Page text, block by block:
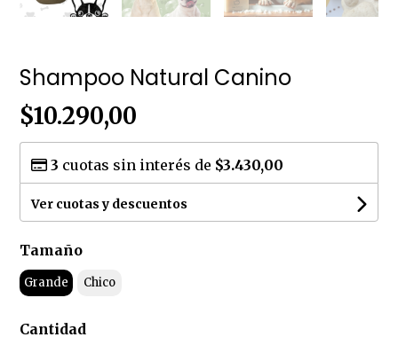
Shampoo Natural Canino
$10.290,00
3 cuotas sin interés de $3.430,00
Ver cuotas y descuentos
Tamaño
Grande Chico
Cantidad